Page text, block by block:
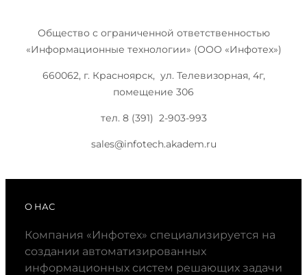
Общество с ограниченной ответственностью
«Информационные технологии» (ООО «Инфотех»)
660062, г. Красноярск, ул. Телевизорная, 4г,
помещение 306
тел. 8 (391) 2-903-993
sales@infotech.akadem.ru
О НАС
Компания «Инфотех» специализируется на
создании автоматизированных
информационных систем решающих задачи